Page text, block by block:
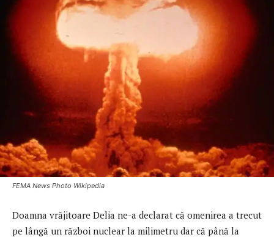
FEMA News Photo Wikipedia
Doamna vrăjitoare Delia ne-a declarat că omenirea a trecut
pe lângă un război nuclear la milimetru dar că până la